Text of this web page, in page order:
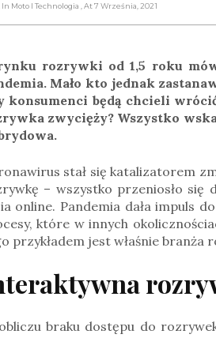
, In Moto I Technologia , At 7 Września, 2021
rozrywki od 1,5 roku
Mało kto jednak
konsumenci będą chcieli
zwycięży? Wszystko
stał się katalizatorem
– wszystko przeniosło się
online. Pandemia dała impuls
które w innych
przykładem jest właśnie branża
braku dostępu do